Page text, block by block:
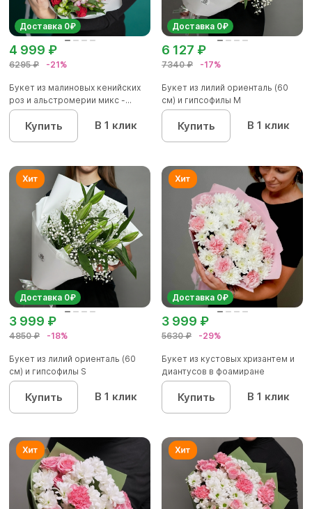
Доставка 0₽
6295 ₽ -21%
4 999 ₽
Букет из малиновых кенийских
роз и альстромерии микс -...
Купить В 1 клик
Доставка 0₽
7340 ₽ -17%
6 127 ₽
Букет из лилий ориенталь (60
см) и гипсофилы М
Купить В 1 клик
Доставка 0₽
4850 ₽ -18%
3 999 ₽
Букет из лилий ориенталь (60
см) и гипсофилы S
Купить В 1 клик
Доставка 0₽
5630 ₽ -29%
3 999 ₽
Букет из кустовых хризантем и
диантусов в фоамиране
Купить В 1 клик